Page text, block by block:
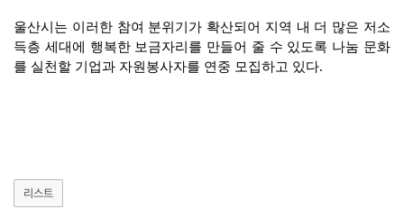
울산시는 이러한 참여 분위기가 확산되어 지역 내 더 많은 저소
득층 세대에 행복한 보금자리를 만들어 줄 수 있도록 나눔 문화
를 실천할 기업과 자원봉사자를 연중 모집하고 있다.
리스트